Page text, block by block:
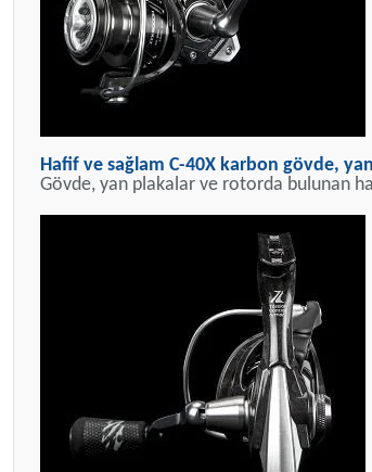
Hafif ve sağlam C-40X karbon gövde,
Gövde, yan plakalar ve rotorda bulunan